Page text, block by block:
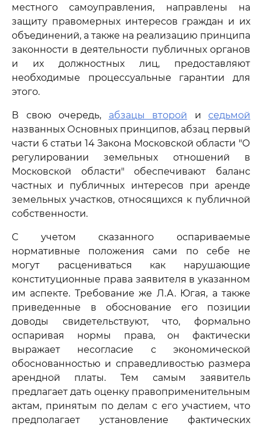
местного самоуправления, направлены на
защиту правомерных интересов граждан и их
объединений, а также на реализацию принципа
законности в деятельности публичных органов
и их должностных лиц, предоставляют
необходимые процессуальные гарантии для
этого.
В свою очередь, абзацы второй и седьмой
названных Основных принципов, абзац первый
части 6 статьи 14 Закона Московской области "О
регулировании земельных отношений в
Московской области" обеспечивают баланс
частных и публичных интересов при аренде
земельных участков, относящихся к публичной
собственности.
С учетом сказанного оспариваемые
нормативные положения сами по себе не
могут расцениваться как нарушающие
конституционные права заявителя в указанном
им аспекте. Требование же Л.А. Югая, а также
приведенные в обоснование его позиции
доводы свидетельствуют, что, формально
оспаривая нормы права, он фактически
выражает несогласие с экономической
обоснованностью и справедливостью размера
арендной платы. Тем самым заявитель
предлагает дать оценку правоприменительным
актам, принятым по делам с его участием, что
предполагает установление фактических